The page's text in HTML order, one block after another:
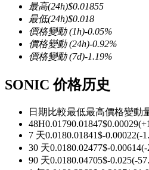
TradFi
美股、外匯、貴金屬及大宗
最高(24h)$0.01855
最低(24h)$0.018
價格變動(1h)-0.05%
價格變動(24h)-0.92%
價格變動(7d)-1.19%
SONIC 价格历史
日期比較最低最高價格變動
48H0.01790.01847$0.00029(+
7 天0.0180.01841$-0.00022(-
30 天0.0180.02477$-0.00614(-
90 天0.0180.04705$-0.025(-